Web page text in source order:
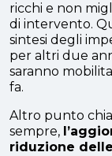
ricchi e non
di intervento.
sintesi degli
per altri due
saranno
fa.
Altro punto
sempre,
riduzione